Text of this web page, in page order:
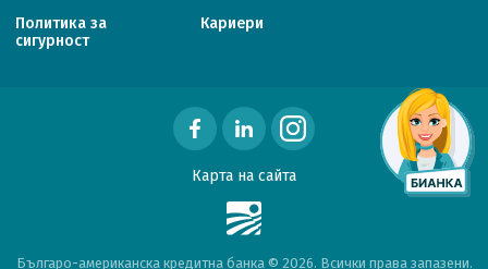
Политика за
сигурност
Кариери
Българо-американска кредитна банка © 2026. Всички права запазени.
Карта на сайта